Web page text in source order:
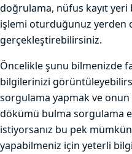
doğrulama, nüfus kayıt
işlemi oturduğunuz yerden
gerçekleştirebilirsiniz.
Öncelikle şunu bilmenizde
bilgilerinizi
sorgulama yapmak ve
dökümü bulma sorgulama
istiyorsanız bu pek
yapabilmeniz için yeterli